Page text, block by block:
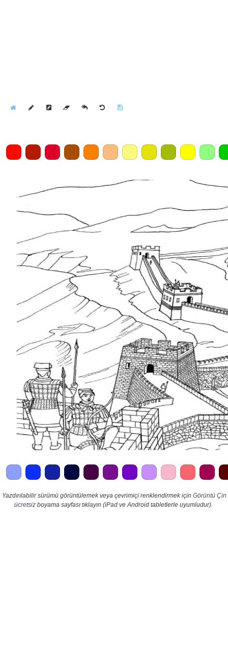
Yazdırılabilir sürümü görüntülemek veya çevrimiçi renklendirmek için Görüntü Çin
ücretsizboyama sayfası tıklayın (iPad ve Android tabletlerle uyumludur).